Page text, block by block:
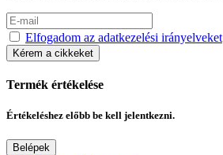
Elfogadom az adatkezelési irányelveket
Kérem a cikkeket
Termék értékelése
Értékeléshez előbb be kell jelentkezni.
Belépek